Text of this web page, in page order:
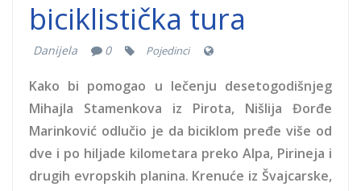
biciklistička tura
Danijela 0 Pojedinci
Kako bi pomogao u lečenju desetogodišnjeg
Mihajla Stamenkova iz Pirota, Nišlija Đorđe
Marinković odlučio je da biciklom pređe više od
dve i po hiljade kilometara preko Alpa, Pirineja i
drugih evropskih planina. Krenuće iz Švajcarske,